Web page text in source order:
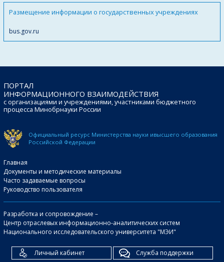
Размещение информации о государственных учреждениях
bus.gov.ru
ПОРТАЛ
ИНФОРМАЦИОННОГО ВЗАИМОДЕЙСТВИЯ
с организациями и учреждениями, участниками бюджетного
процесса Минобрнауки России
Официальный ресурс Министерства науки ивысшего образования
Российской Федерации
Главная
Документы и методические материалы
Часто задаваемые вопросы
Руководство пользователя
Разработка и сопровождение –
Центр отраслевых информационно-аналитических систем
Национального исследовательского университета "МЭИ"
Личный кабинет Служба поддержки